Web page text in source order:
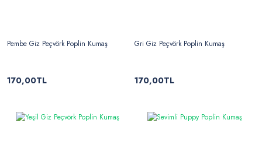
Pembe Giz Peçvörk Poplin Kumaş
170,00TL
Gri Giz Peçvörk Poplin Kumaş
170,00TL